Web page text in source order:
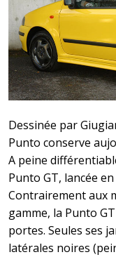
Dessinée par
Punto conserve
A peine
Punto GT, lancée
Contrairement aux
gamme, la Punto
portes. Seules ses
latérales noires